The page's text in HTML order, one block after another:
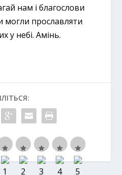
нам і благослови
прославляти
у небі. Амінь.